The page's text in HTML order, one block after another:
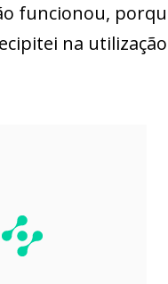
funcionou,
na utilização